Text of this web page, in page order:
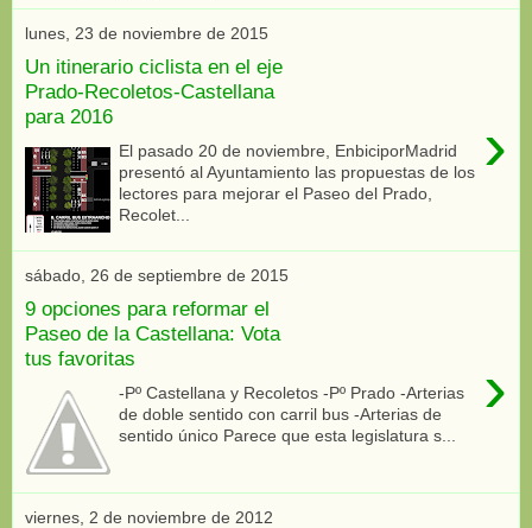
lunes, 23 de noviembre de 2015
Un itinerario ciclista en el eje
Prado-Recoletos-Castellana
para 2016
›
El pasado 20 de noviembre, EnbiciporMadrid
presentó al Ayuntamiento las propuestas de los
lectores para mejorar el Paseo del Prado,
Recolet...
sábado, 26 de septiembre de 2015
9 opciones para reformar el
Paseo de la Castellana: Vota
tus favoritas
›
-Pº Castellana y Recoletos -Pº Prado -Arterias
de doble sentido con carril bus -Arterias de
sentido único Parece que esta legislatura s...
viernes, 2 de noviembre de 2012